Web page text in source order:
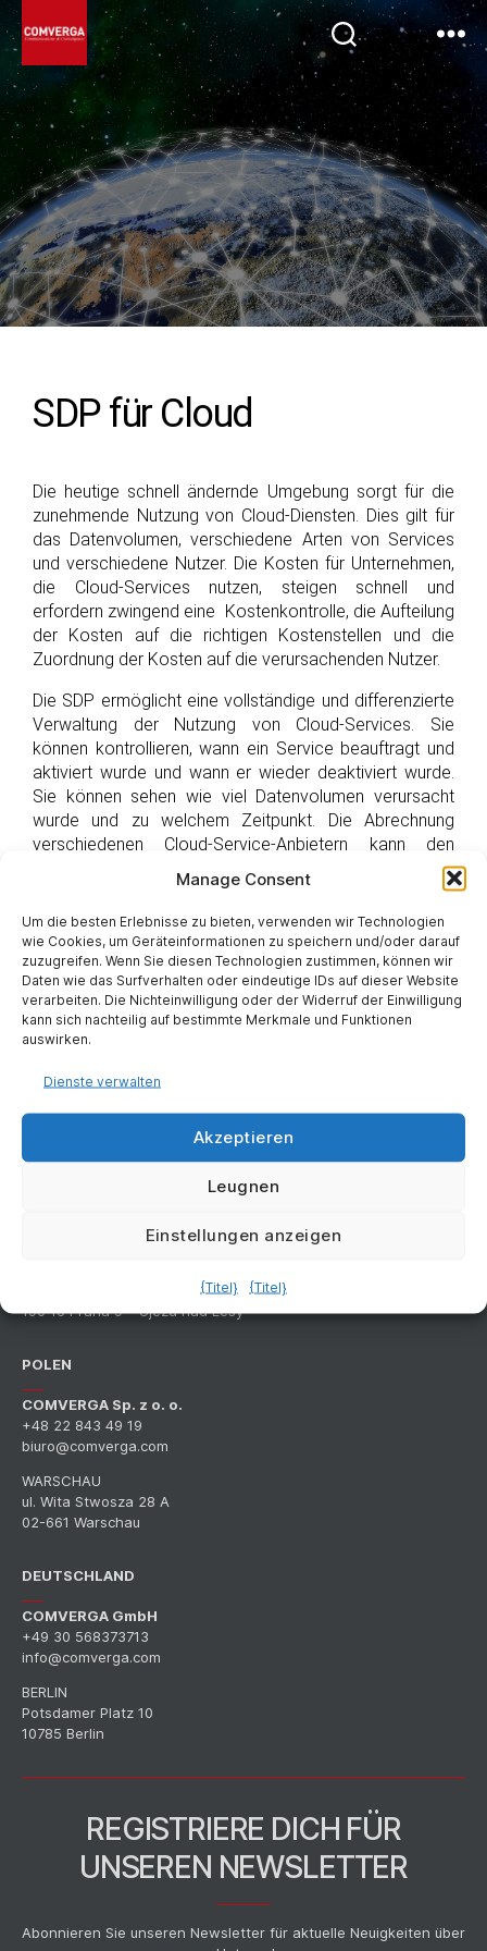
Manage Consent
Um die besten Erlebnisse zu bieten, verwenden wir Technologien
wie Cookies, um Geräteinformationen zu speichern und/oder darauf
zuzugreifen. Wenn Sie diesen Technologien zustimmen, können wir
Daten wie das Surfverhalten oder eindeutige IDs auf dieser Website
verarbeiten. Die Nichteinwilligung oder der Widerruf der Einwilligung
kann sich nachteilig auf bestimmte Merkmale und Funktionen
auswirken.
Dienste verwalten
Akzeptieren
Leugnen
Einstellungen anzeigen
{Titel} {Titel}
SDP für Cloud
Die heutige schnell ändernde Umgebung sorgt für die
zunehmende Nutzung von Cloud-Diensten. Dies gilt für
das Datenvolumen, verschiedene Arten von Services
und verschiedene Nutzer. Die Kosten für Unternehmen,
die Cloud-Services nutzen, steigen schnell und
erfordern zwingend eine Kostenkontrolle, die Aufteilung
der Kosten auf die richtigen Kostenstellen und die
Zuordnung der Kosten auf die verursachenden Nutzer.
Die SDP ermöglicht eine vollständige und differenzierte
Verwaltung der Nutzung von Cloud-Services. Sie
können kontrollieren, wann ein Service beauftragt und
aktiviert wurde und wann er wieder deaktiviert wurde.
Sie können sehen wie viel Datenvolumen verursacht
wurde und zu welchem Zeitpunkt. Die Abrechnung
verschiedenen Cloud-Service-Anbietern kann den
Nutzern und Kostenstellen zugeordnet werden. Es
werden sowohl öffentliche Cloud-Anbieter (IBM,
Amazon, Microsoft, Alcatel, Unify) als auch interne
Anbieter innerhalb des Unternehmens unterstützt.
TSCHECHIEN
info@comverga.com
190 16 Praha 9 – Újezd nad Lesy
POLEN
COMVERGA Sp. z o. o.
+48 22 843 49 19
biuro@comverga.com
WARSCHAU
ul. Wita Stwosza 28 A
02-661 Warschau
DEUTSCHLAND
COMVERGA GmbH
+49 30 568373713
info@comverga.com
BERLIN
Potsdamer Platz 10
10785 Berlin
REGISTRIERE DICH FÜR
UNSEREN NEWSLETTER
Abonnieren Sie unseren Newsletter für aktuelle Neuigkeiten über